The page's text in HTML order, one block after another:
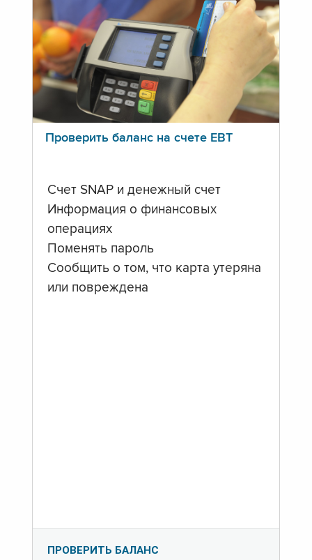
Проверить баланс на счете ЕВТ
Счет SNAP и денежный счет
Информация о финансовых
операциях
Поменять пароль
Сообщить о том, что карта утеряна
или повреждена
ПРОВЕРИТЬ БАЛАНС